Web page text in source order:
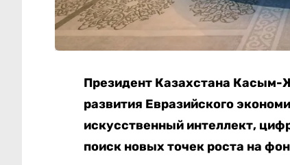
Президент Казахстана Касым-
развития Евразийского
искусственный интеллект,
поиск новых точек роста на